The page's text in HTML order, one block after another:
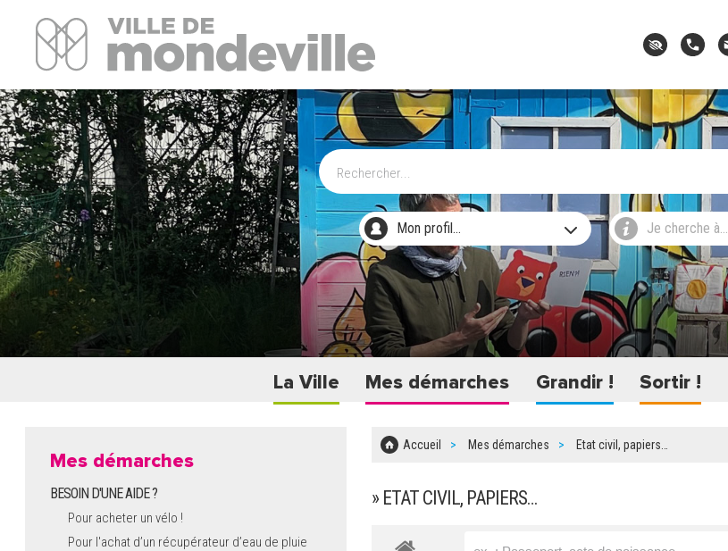
Site Officiel de la ville de Mondeville
Mon profil... Je cherche à...
La Ville Mes démarches Grandir ! Sortir !
Accueil Mes démarches Etat civil, papiers…
» ETAT CIVIL, PAPIERS…
Mes démarches
BESOIN D'UNE AIDE ?
Pour acheter un vélo !
Pour l'achat d’un récupérateur d’eau de pluie